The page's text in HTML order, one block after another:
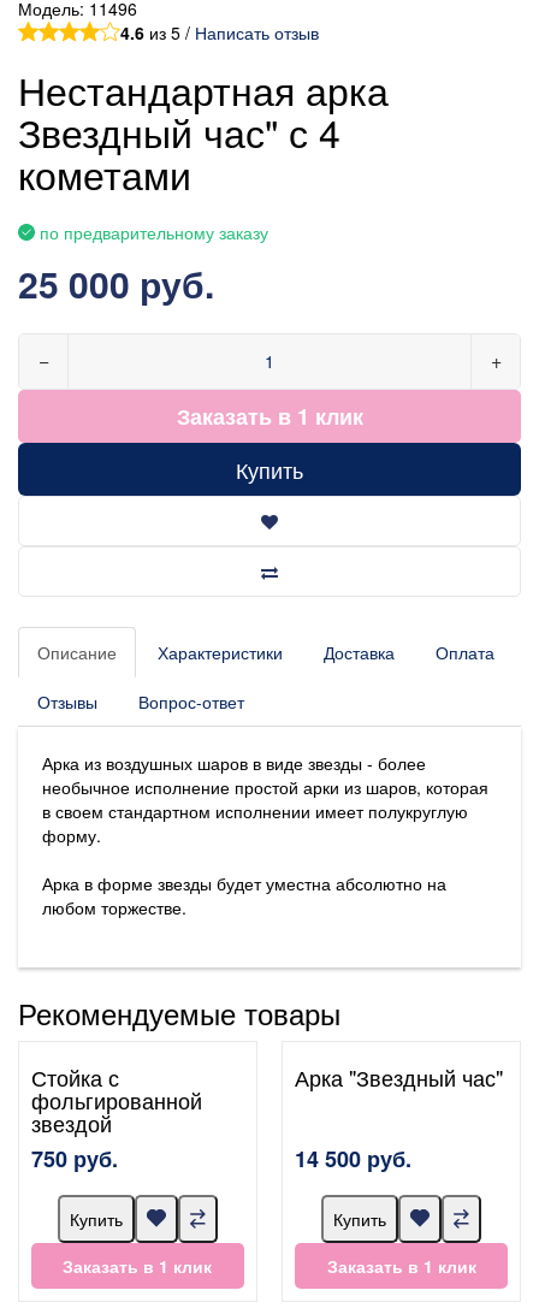
Модель: 11496
4.6 из 5 / Написать отзыв
Нестандартная арка
Звездный час" с 4
кометами
по предварительному заказу
25 000 руб.
− +
Заказать в 1 клик
Купить
Описание Характеристики Доставка Оплата
Отзывы Вопрос-ответ
Арка из воздушных шаров в виде звезды - более
необычное исполнение простой арки из шаров, которая
в своем стандартном исполнении имеет полукруглую
форму.
Арка в форме звезды будет уместна абсолютно на
любом торжестве.
Рекомендуемые товары
Стойка с
фольгированной
звездой
750 руб.
Купить
Заказать в 1 клик
Арка "Звездный час"
14 500 руб.
Купить
Заказать в 1 клик